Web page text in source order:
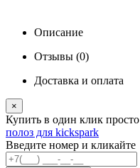
Описание
Отзывы (0)
Доставка и оплата
×
Купить в один клик просто
полоз для kickspark
Введите номер и кликайте